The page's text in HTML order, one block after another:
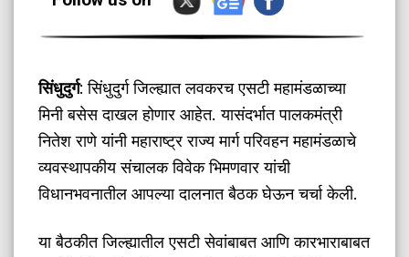
सिंधुदुर्ग: सिंधुदुर्ग जिल्ह्यात लवकरच एसटी महामंडळाच्या
मिनी बसेस दाखल होणार आहेत. यासंदर्भात पालकमंत्री
नितेश राणे यांनी महाराष्ट्र राज्य मार्ग परिवहन महामंडळाचे
व्यवस्थापकीय संचालक विवेक भिमणवार यांची
विधानभवनातील आपल्या दालनात बैठक घेऊन चर्चा केली.
या बैठकीत जिल्ह्यातील एसटी सेवांबाबत आणि कारभाराबाबत